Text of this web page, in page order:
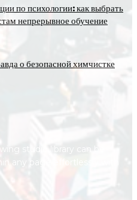
по психологии: как выбрать
непрерывное обучение
о безопасной химчистке
studio library can be
any page effortlessly with